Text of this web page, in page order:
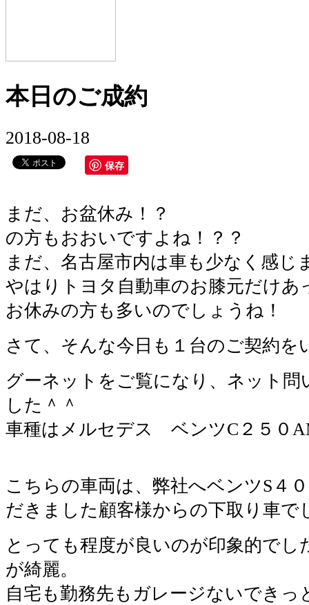
本日のご成約
2018-08-18
保存
まだ、お盆休み！？
の方もおおいですよね！？？
まだ、名古屋市内は車も少なく感じ
やはりトヨタ自動車のお膝元だけあ
お休みの方も多いのでしょうね！
さて、そんな今日も１台のご契約を
グーネットをご覧になり、ネット
した＾＾
車種はメルセデス ベンツC２５０
こちらの車両は、弊社へベンツS４
だきました顧客様からの下取り車で
とっても程度が良いのが印象的でし
が綺麗。
自宅も勤務先もガレージないでき